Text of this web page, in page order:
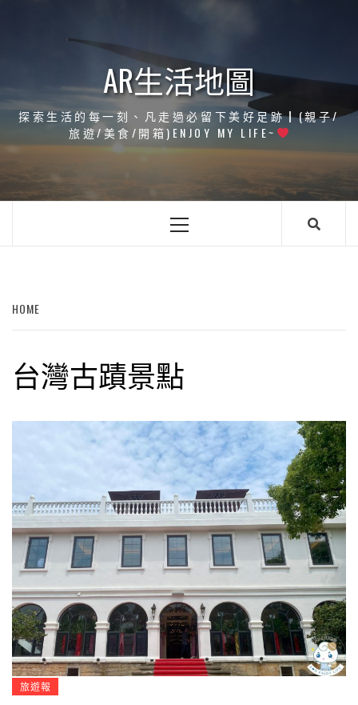
AR生活地圖
探索生活的每一刻、凡走過必留下美好足跡┃(親子/
旅遊/美食/開箱)ENJOY MY LIFE~
Primary
HOME
台灣古蹟景點
旅遊報